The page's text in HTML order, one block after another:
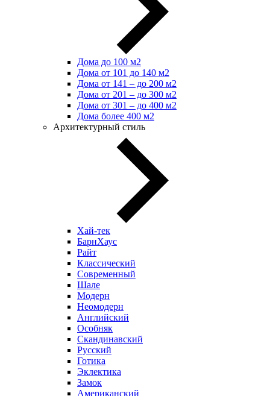
Дома до 100 м2
Дома от 101 до 140 м2
Дома от 141 – до 200 м2
Дома от 201 – до 300 м2
Дома от 301 – до 400 м2
Дома более 400 м2
Архитектурный стиль
Хай-тек
БарнХаус
Райт
Классический
Современный
Шале
Модерн
Неомодерн
Английский
Особняк
Скандинавский
Русский
Готика
Эклектика
Замок
Американский